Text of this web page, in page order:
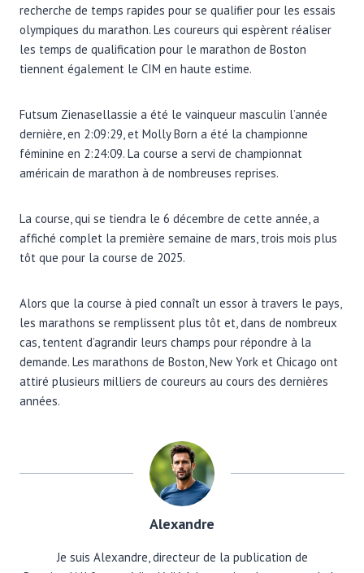
recherche de temps rapides pour se qualifier pour les essais
olympiques du marathon. Les coureurs qui espèrent réaliser
les temps de qualification pour le marathon de Boston
tiennent également le CIM en haute estime.
Futsum Zienasellassie a été le vainqueur masculin l’année
dernière, en 2:09:29, et Molly Born a été la championne
féminine en 2:24:09. La course a servi de championnat
américain de marathon à de nombreuses reprises.
La course, qui se tiendra le 6 décembre de cette année, a
affiché complet la première semaine de mars, trois mois plus
tôt que pour la course de 2025.
Alors que la course à pied connaît un essor à travers le pays,
les marathons se remplissent plus tôt et, dans de nombreux
cas, tentent d’agrandir leurs champs pour répondre à la
demande. Les marathons de Boston, New York et Chicago ont
attiré plusieurs milliers de coureurs au cours des dernières
années.
Alexandre
Je suis Alexandre, directeur de la publication de